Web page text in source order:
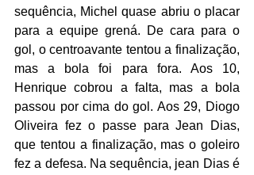
sequência, Michel quase abriu o placar
para a equipe grená. De cara para o
gol, o centroavante tentou a finalização,
mas a bola foi para fora. Aos 10,
Henrique cobrou a falta, mas a bola
passou por cima do gol. Aos 29, Diogo
Oliveira fez o passe para Jean Dias,
que tentou a finalização, mas o goleiro
fez a defesa. Na sequência, jean Dias é